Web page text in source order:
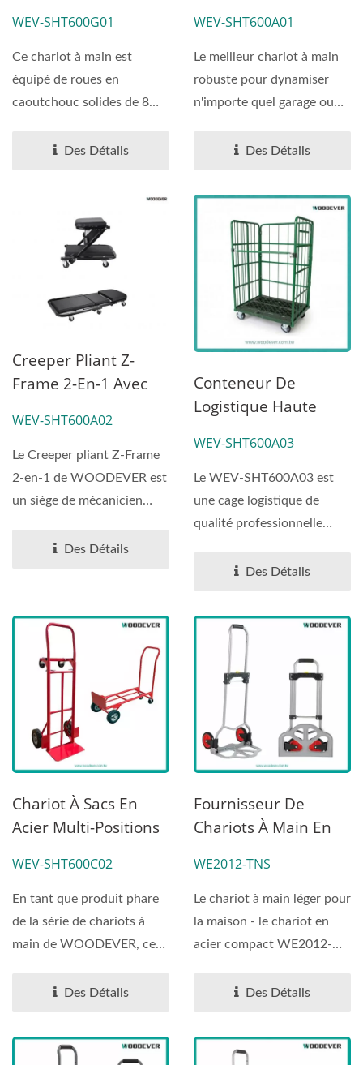
De 600 Lbs | Service
Client Fournisseur De
Chariots À Main
WEV-SHT600G01
Ce chariot à main est
équipé de roues en
caoutchouc solides de 8
Des Détails
Fabricant D'usine.
WEV-SHT600A01
Le meilleur chariot à main
robuste pour dynamiser
n'importe quel garage ou
Des Détails
Creeper Pliant Z-
Frame 2-En-1 Avec
Vietnamien
WEV-SHT600A02
Le Creeper pliant Z-Frame
2-en-1 de WOODEVER est
un siège de mécanicien
Des Détails
Conteneur De
Logistique Haute
SHT600A03|Fabrican
T De L'usine Du
Vietnam
WEV-SHT600A03
Le WEV-SHT600A03 est
une cage logistique de
qualité professionnelle
opérations...Des Détails
Chariot À Sacs En
Acier Multi-Positions
Crevaison
WEV-SHT600C02
En tant que produit phare
de la série de chariots à
main de WOODEVER, ce
Des Détails
Fournisseur De
Chariots À Main En
60 KG) - Fournisseur
Professionnel De
Chariots À Main
OEM/ODM,
Chariot À Main.
Professionnel De
WE2012-TNS
Le chariot à main léger pour
la maison - le chariot en
acier compact WE2012-
Des Détails